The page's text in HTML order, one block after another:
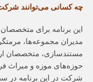
چه کسانی می‌توانند
این برنامه برای
مدیران مجموعه‌ها،
مستندسازی، متخصصان
حوزه‌های موزه و
شرکت در این برنامه در